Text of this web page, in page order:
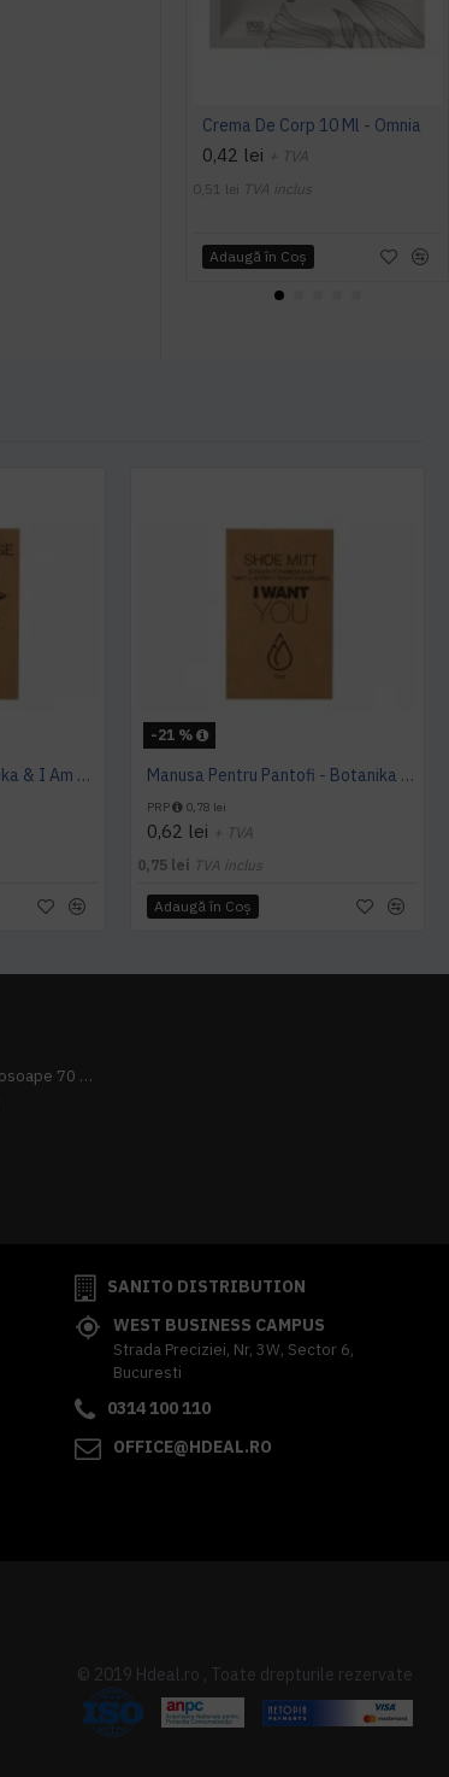
Crema De Corp 10 Ml - Omnia
0,42 lei + TVA
0,51 lei TVA inclus
Adaugă în Coş
Burete Pantofi - Botanika & I Am You
-21 %
Manusa Pentru Pantofi - Botanika & I Am You
PRP 0,78 lei
0,62 lei + TVA
0,75 lei TVA inclus
Adaugă în Coş
Pachet 10 prosoape 70 x 140cm 9 + 1 gratuit
SANITO DISTRIBUTION
WEST BUSINESS CAMPUS
Strada Preciziei, Nr, 3W, Sector 6,
Bucuresti
0314 100 110
OFFICE@HDEAL.RO
© 2019 Hdeal.ro , Toate drepturile rezervate